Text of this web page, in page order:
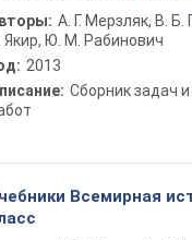
А. Г. Мерзляк, В. Б.
Якир, Ю. М. Рабинович
2013
Сборник задач
Всемирная